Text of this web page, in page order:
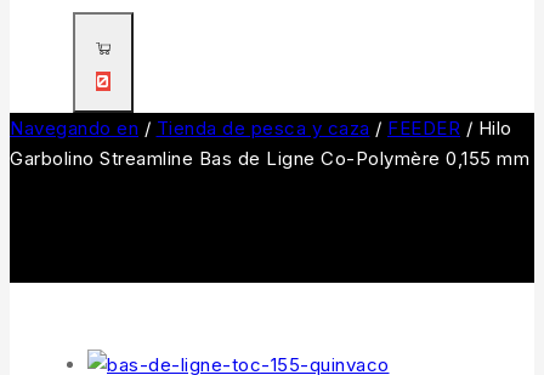
0
Navegando en / Tienda de pesca y caza / FEEDER / Hilo
Garbolino Streamline Bas de Ligne Co-Polymère 0,155 mm